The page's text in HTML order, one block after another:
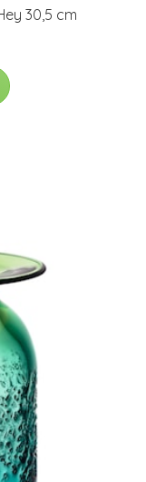
30,5 cm